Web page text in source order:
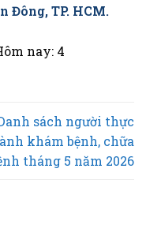
Đông, TP. HCM.
nay: 4
sách người thực
khám bệnh, chữa
tháng 5 năm 2026